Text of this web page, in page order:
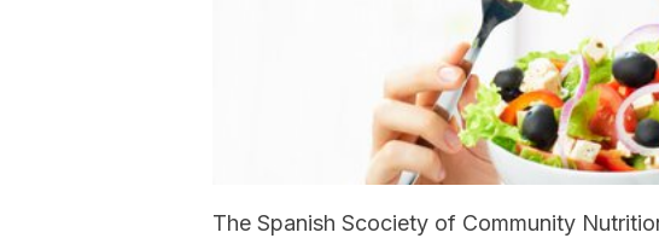
The Spanish Scociety of Community